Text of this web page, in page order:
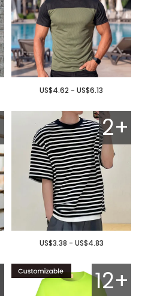
US$4.62 - US$6.13
2+
US$3.38 - US$4.83
12+